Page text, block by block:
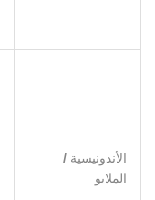
الأندونيسية /
الملايو